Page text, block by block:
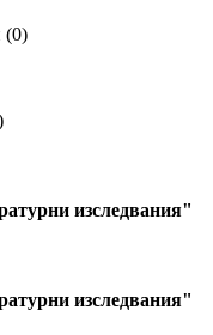
(0)
изследвания"
изследвания"